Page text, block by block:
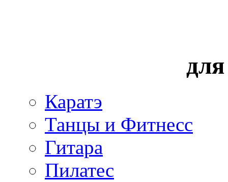
Каратэ
Танцы и Фитнесс
Гитара
Пилатес